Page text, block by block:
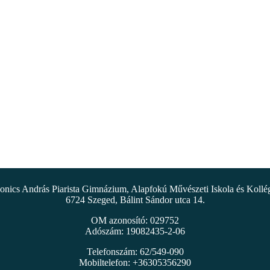
András Piarista Gimnázium, Alapfokú Művészeti Iskola és
6724 Szeged, Bálint Sándor utca 14.
OM azonosító: 029752
Adószám: 19082435-2-06
Telefonszám: 62/549-090
Mobiltelefon: +36305356290